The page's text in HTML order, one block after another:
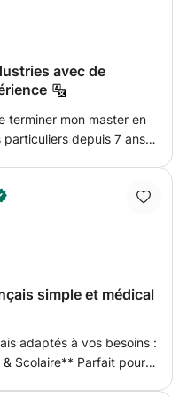
avec de
depuis 7 ans.
matériel scolaire
assistant
ces dernières
dans les
gamme de sujets,
j'ai fréquenté
mes études
aux sciences
en géographie et ma
simple et médical
adaptés à vos besoins :
& Scolaire** Parfait pour